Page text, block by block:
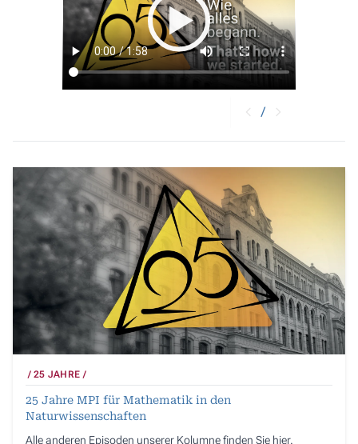
/
25 JAHRE
25 Jahre MPI für Mathematik in den
Naturwissenschaften
Alle anderen Episoden unserer Kolumne finden Sie hier.